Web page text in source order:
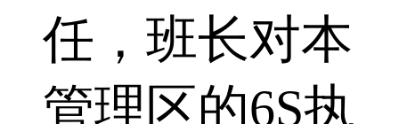
任，班长对本
管理区的6S执